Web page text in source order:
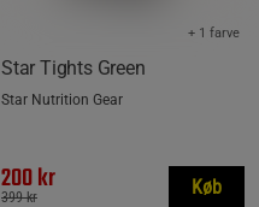
Star Tights Green
+ 1 farve
Star Nutrition Gear
200 kr
399 kr Køb